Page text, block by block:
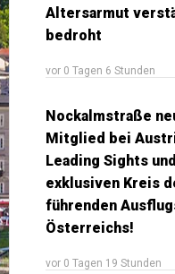
Altersarmut
bedroht
vor 0 Tagen 6 Stunden
Nockalmstraße
Mitglied bei
Leading Sights
exklusiven Kreis
führenden
Österreichs!
vor 0 Tagen 19 Stunden